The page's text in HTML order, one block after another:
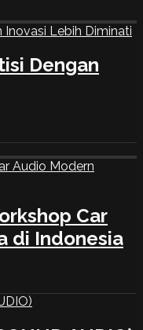
Dengan
Car
di Indonesia